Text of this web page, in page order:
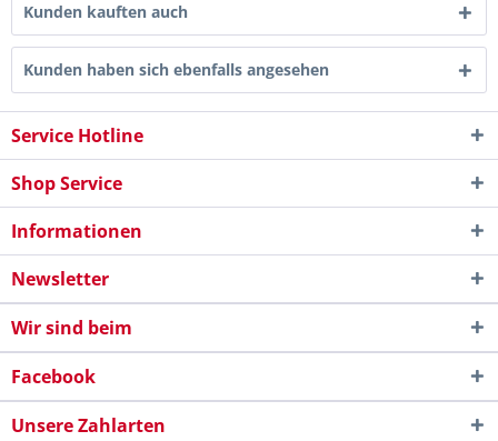
Kunden kauften auch
Kunden haben sich ebenfalls angesehen
Service Hotline
Shop Service
Informationen
Newsletter
Wir sind beim
Facebook
Unsere Zahlarten